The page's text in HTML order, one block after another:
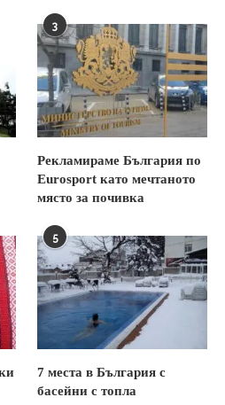
3
Рекламираме България по
Eurosport като мечтаното
място за почивка
5
7 места в България с
басейни с топла